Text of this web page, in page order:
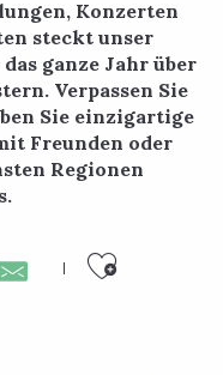
Konzerten
steckt unser
ganze Jahr über
Verpassen Sie
Sie einzigartige
Freunden oder
Regionen